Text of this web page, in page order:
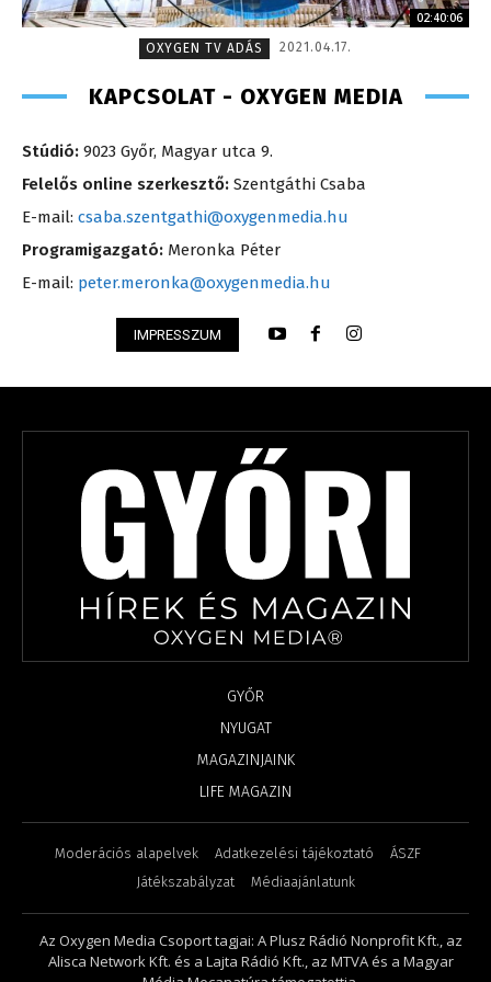
02:40:06
OXYGEN TV ADÁS
2021.04.17.
KAPCSOLAT - OXYGEN MEDIA
Stúdió: 9023 Győr, Magyar utca 9.
Felelős online szerkesztő: Szentgáthi Csaba
E-mail: csaba.szentgathi@oxygenmedia.hu
Programigazgató: Meronka Péter
E-mail: peter.meronka@oxygenmedia.hu
IMPRESSZUM
GYŐR
NYUGAT
MAGAZINJAINK
LIFE MAGAZIN
Moderációs alapelvek Adatkezelési tájékoztató
ÁSZF
Játékszabályzat
Médiaajánlatunk
Az Oxygen Media Csoport tagjai: A Plusz Rádió Nonprofit Kft., az
Alisca Network Kft. és a Lajta Rádió Kft., az MTVA és a Magyar